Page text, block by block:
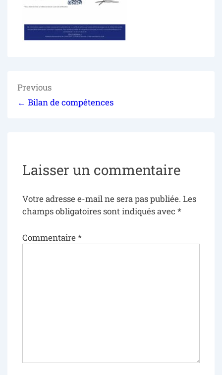
Previous
← Bilan de compétences
Laisser un commentaire
Votre adresse e-mail ne sera pas publiée. Les
champs obligatoires sont indiqués avec *
Commentaire*